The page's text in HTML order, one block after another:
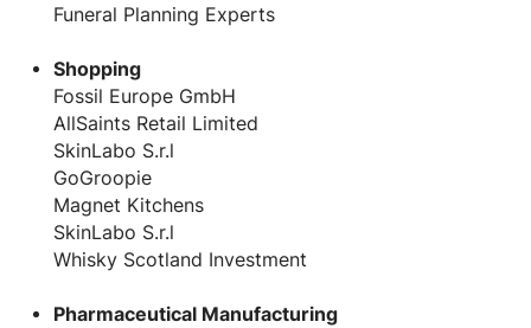
Funeral Planning Experts
Shopping
Fossil Europe GmbH
AllSaints Retail Limited
SkinLabo S.r.l
GoGroopie
Magnet Kitchens
SkinLabo S.r.l
Whisky Scotland Investment
Pharmaceutical Manufacturing